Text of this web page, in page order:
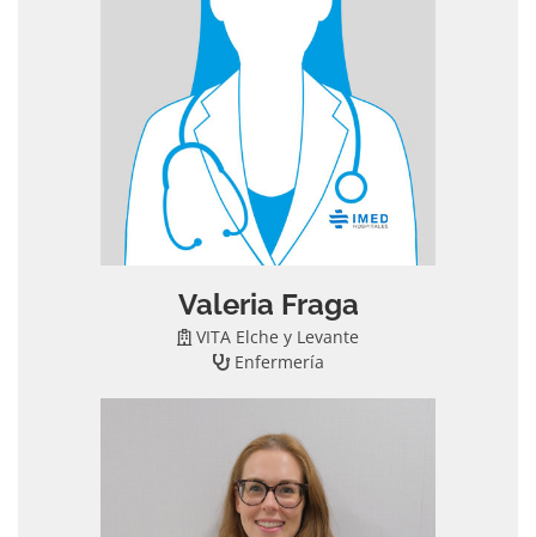
Valeria Fraga
VITA Elche y Levante
Enfermería